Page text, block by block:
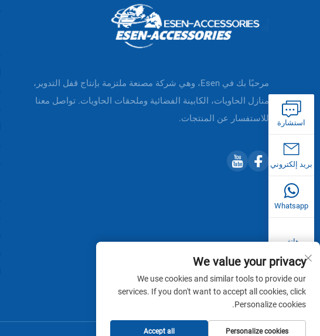
مرحبًا بك في Esen، وهي شركة مصنعة ملتزمة بإنتاج قفل التدوير،
منازل الحاويات، الكابينة الفضائية وملحقات الحاويات. تواصل معنا
للاستفسار عن المنتجات.
استشارة
بريد إلكتروني
Whatsapp
هاتف
We value your privacy
We use cookies and similar tools to provide our
services. If you don't want to accept all cookies, click
Personalize cookies.
Personalize cookies
Accept all